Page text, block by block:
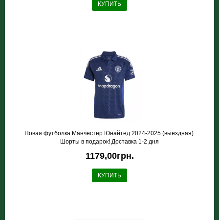
КУПИТЬ
Новая футболка Манчестер Юнайтед 2024-2025 (выездная).
Шорты в подарок! Доставка 1-2 дня
1179,00грн.
КУПИТЬ